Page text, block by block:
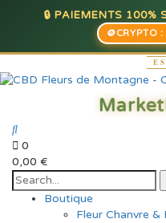
🔒 PAIEMENTS 100%
🪙CRYPTO :
0
0,00 €
Boutique
Fleur Chanvre &